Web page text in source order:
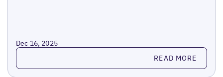
Dec 16, 2025
Read more READ MORE